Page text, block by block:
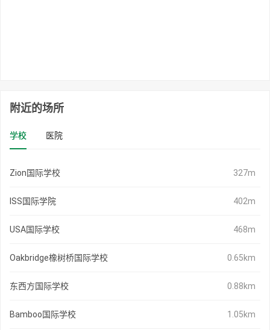
附近的场所
学校 医院
Zion国际学校 327m
ISS国际学院 402m
USA国际学校 468m
Oakbridge橡树桥国际学校 0.65km
东西方国际学校 0.88km
Bamboo国际学校 1.05km